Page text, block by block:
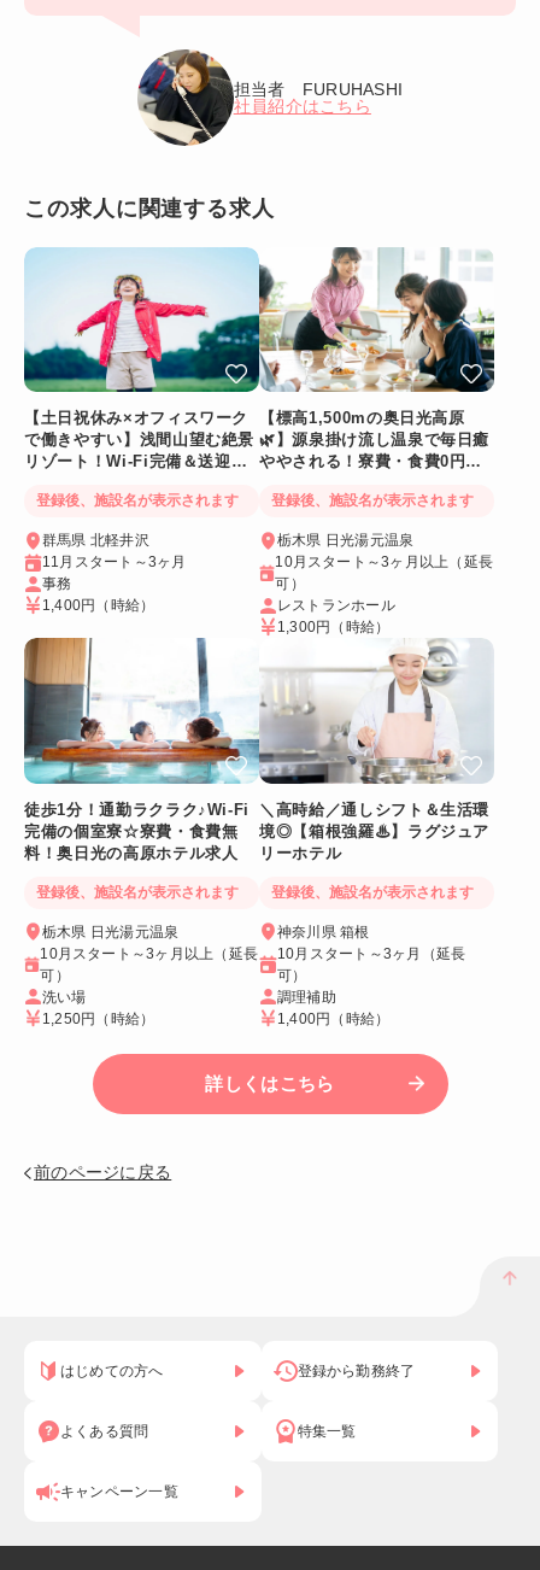
担当者 FURUHASHI
社員紹介はこちら
この求人に関連する求人
【土日祝休み×オフィスワーク
で働きやすい】浅間山望む絶景
リゾート！Wi-Fi完備＆送迎バ
登録後、施設名が表示されます
群馬県 北軽井沢
11月スタート～3ヶ月
事務
1,400円
（時給）
【標高1,500mの奥日光高原
🌿】源泉掛け流し温泉で毎日癒
ややされる！寮費・食費0円！
登録後、施設名が表示されます
栃木県 日光湯元温泉
10月スタート～3ヶ月以上（延長
可）
レストランホール
1,300円
（時給）
徒歩1分！通勤ラクラク♪Wi-Fi
完備の個室寮☆寮費・食費無
料！奥日光の高原ホテル求人
登録後、施設名が表示されます
栃木県 日光湯元温泉
10月スタート～3ヶ月以上（延長
可）
洗い場
1,250円 （時給）
＼高時給／通しシフト＆生活環
境◎【箱根強羅♨】ラグジュア
リーホテル
登録後、施設名が表示されます
神奈川県 箱根
10月スタート～3ヶ月（延長
可）
調理補助
1,400円 （時給）
詳しくはこちら
前のページに戻る
はじめての方へ 登録から勤務終了
よくある質問 特集一覧
キャンペーン一覧